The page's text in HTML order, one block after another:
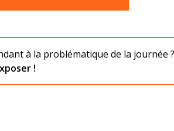
à la problématique de la journée ?
!